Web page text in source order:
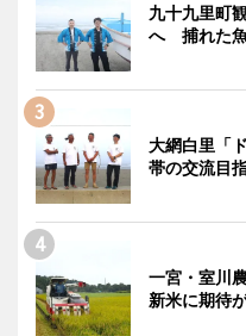
九十九里町
へ 捕れた魚
大網白里「
帯の交流目
一宮・室川
新米に期待